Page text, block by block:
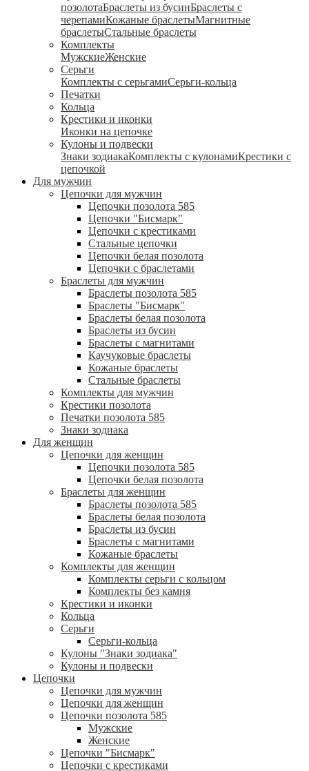
позолотаБраслеты из бусинБраслеты с
черепамиКожаные браслетыМагнитные
браслетыСтальные браслеты
Комплекты
МужскиеЖенские
Серьги
Комплекты с серьгамиСерьги-кольца
Печатки
Кольца
Крестики и иконки
Иконки на цепочке
Кулоны и подвески
Знаки зодиакаКомплекты с кулонамиКрестики с
цепочкой
Для мужчин
Цепочки для мужчин
Цепочки позолота 585
Цепочки "Бисмарк"
Цепочки с крестиками
Стальные цепочки
Цепочки белая позолота
Цепочки с браслетами
Браслеты для мужчин
Браслеты позолота 585
Браслеты "Бисмарк"
Браслеты белая позолота
Браслеты из бусин
Браслеты с магнитами
Каучуковые браслеты
Кожаные браслеты
Стальные браслеты
Комплекты для мужчин
Крестики позолота
Печатки позолота 585
Знаки зодиака
Для женщин
Цепочки для женщин
Цепочки позолота 585
Цепочки белая позолота
Браслеты для женщин
Браслеты позолота 585
Браслеты белая позолота
Браслеты из бусин
Браслеты с магнитами
Кожаные браслеты
Комплекты для женщин
Комплекты серьги с кольцом
Комплекты без камня
Крестики и иконки
Кольца
Серьги
Серьги-кольца
Кулоны "Знаки зодиака"
Кулоны и подвески
Цепочки
Цепочки для мужчин
Цепочки для женщин
Цепочки позолота 585
Мужские
Женские
Цепочки "Бисмарк"
Цепочки с крестиками